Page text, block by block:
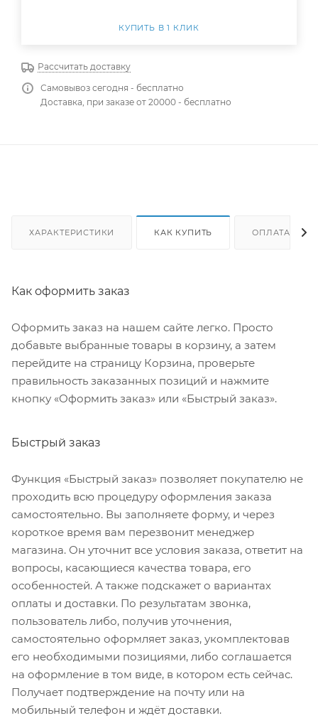
КУПИТЬ В 1 КЛИК
Рассчитать доставку
Самовывоз сегодня - бесплатно
Доставка, при заказе от 20000 - бесплатно
ХАРАКТЕРИСТИКИ КАК КУПИТЬ ОПЛАТА
Как оформить заказ
Оформить заказ на нашем сайте легко. Просто
добавьте выбранные товары в корзину, а затем
перейдите на страницу Корзина, проверьте
правильность заказанных позиций и нажмите
кнопку «Оформить заказ» или «Быстрый заказ».
Быстрый заказ
Функция «Быстрый заказ» позволяет покупателю не
проходить всю процедуру оформления заказа
самостоятельно. Вы заполняете форму, и через
короткое время вам перезвонит менеджер
магазина. Он уточнит все условия заказа, ответит на
вопросы, касающиеся качества товара, его
особенностей. А также подскажет о вариантах
оплаты и доставки. По результатам звонка,
пользователь либо, получив уточнения,
самостоятельно оформляет заказ, укомплектовав
его необходимыми позициями, либо соглашается
на оформление в том виде, в котором есть сейчас.
Получает подтверждение на почту или на
мобильный телефон и ждёт доставки.